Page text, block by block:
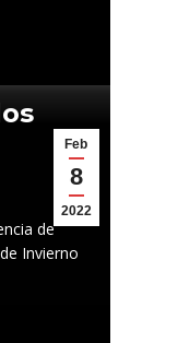
Feb
8
2022
de
Invierno